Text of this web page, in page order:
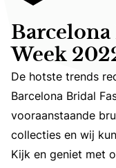
Week
De hotste trends
De hotste trends
Barcelona Bridal
vooraanstaande
collecties en wij
Kijk en geniet met